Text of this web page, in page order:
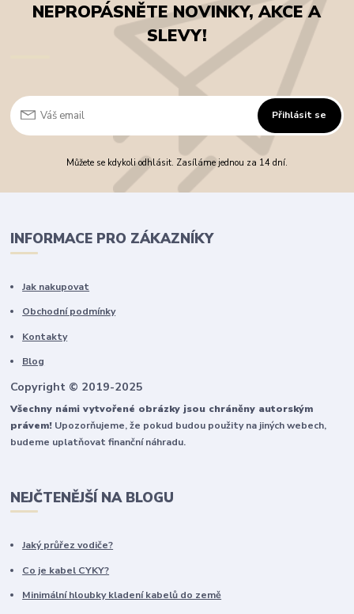
NEPROPÁSNĚTE NOVINKY, AKCE A
SLEVY!
Přihlásit se
Můžete se kdykoli odhlásit. Zasíláme jednou za 14 dní.
INFORMACE PRO ZÁKAZNÍKY
Jak nakupovat
Obchodní podmínky
Kontakty
Blog
Copyright © 2019-2025
Všechny námi vytvořené obrázky jsou chráněny autorským
právem! Upozorňujeme, že pokud budou použity na jiných webech,
budeme uplatňovat finanční náhradu.
NEJČTENĚJŠÍ NA BLOGU
Jaký průřez vodiče?
Co je kabel CYKY?
Minimální hloubky kladení kabelů do země